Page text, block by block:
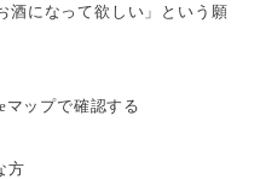
酒になって欲しい」という願
マップで確認する
方